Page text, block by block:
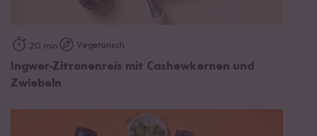
20 min Vegetarisch
Ingwer-Zitronenreis mit Cashewkernen und
Zwiebeln